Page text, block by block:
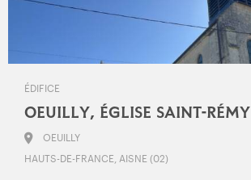
ÉDIFICE
OEUILLY, ÉGLISE SAINT-RÉMY
OEUILLY
HAUTS-DE-FRANCE, AISNE (02)